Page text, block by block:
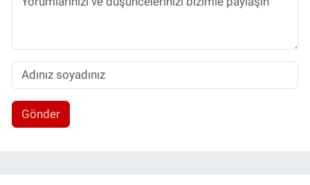
Gönder